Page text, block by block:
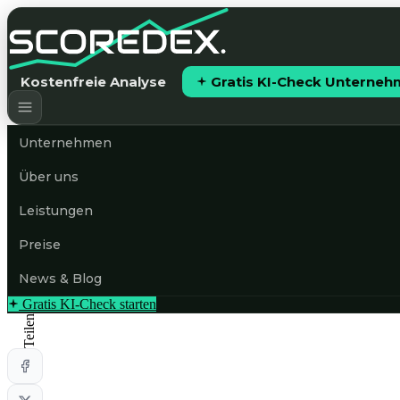
Kostenfreie Analyse Gratis KI-Check
Unternehmen
Über uns
Leistungen
Preise
News & Blog
Gratis KI-Check starten
Teilen